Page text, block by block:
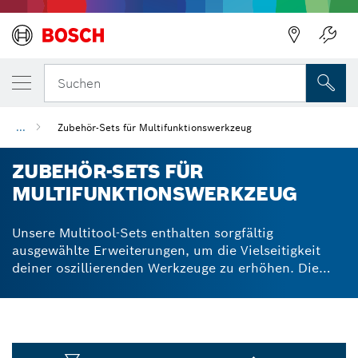
Suchen
... Zubehör-Sets für Multifunktionswerkzeug
ZUBEHÖR-SETS FÜR
MULTIFUNKTIONSWERKZEUG
Unsere Multitool-Sets enthalten sorgfältig
ausgewählte Erweiterungen, um die Vielseitigkeit
deiner oszillierenden Werkzeuge zu erhöhen. Die
wegen ihrer besonderen Leistungsfähigkeit